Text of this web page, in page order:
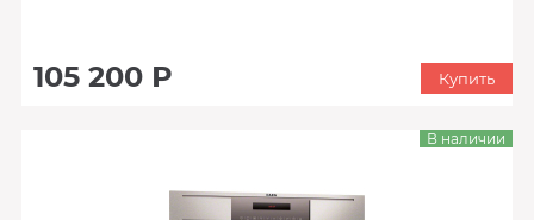
105 200 Р Купить
В наличии